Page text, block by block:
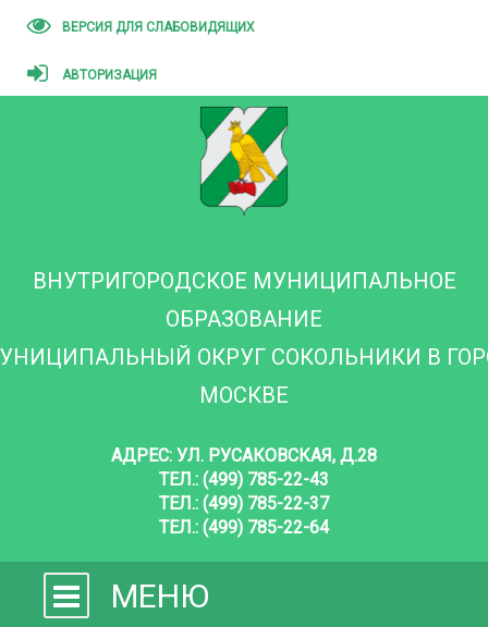
ВЕРСИЯ ДЛЯ СЛАБОВИДЯЩИХ
АВТОРИЗАЦИЯ
ВНУТРИГОРОДСКОЕ МУНИЦИПАЛЬНОЕ
ОБРАЗОВАНИЕ
ОКРУГ СОКОЛЬНИКИ В
МОСКВЕ
АДРЕС: УЛ. РУСАКОВСКАЯ, Д.28
ТЕЛ.: (499) 785-22-43
ТЕЛ.: (499) 785-22-37
ТЕЛ.: (499) 785-22-64
МЕНЮ